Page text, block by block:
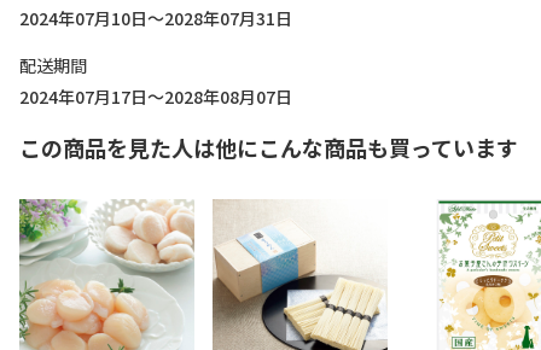
2024年07月10日～2028年07月31日
配送期間
2024年07月17日～2028年08月07日
この商品を見た人は他にこんな商品も買っています